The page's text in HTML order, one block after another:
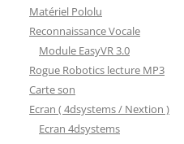
Matériel Pololu
Reconnaissance Vocale
Module EasyVR 3.0
Rogue Robotics lecture MP3
Carte son
Ecran ( 4dsystems / Nextion )
Ecran 4dsystems